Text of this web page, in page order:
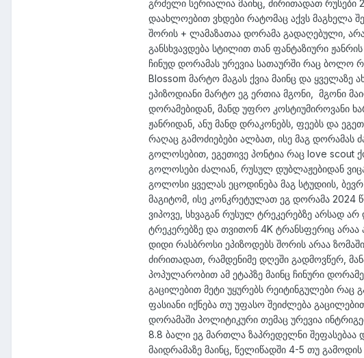
გრძელი სერიალია მაინც, ძირითადათ რუსები
დაახლოებით ვხდები რატომაც აქვს მაგხელა
შორის + ლამაზათაა დორამა გადაღებული,
განსხვავდება სტილით თან ფანტაზიური
ჩინუდ დორამას ურევია სათაურში რაც ბოლო
Blossom მარტო მაგას ქვია მაინც და
ეპიზოდიანი მარტო ეგ ერთია მგონი, მგონი
დორამებიდან, მანდ უფრო კოსტიუმიროვანი
ჟანრიდან, ანუ მანდ დრაკონებს, ფეებს და
რაღაც გამოძიებები ალბათ, ისე მაგ დორამას
გოლოსებით, ეგეთივე პონტია რაც love scout
გოლოსები ძალიან, რუსულ დუბლაჟებიდან
გოლოსი ყველას ეცოდინება მაგ სტუდიის,
მაგიტომ, ისე კონკრეტულათ ეგ დორამა 2024
ვიპოვე, სხვაგან რუსულ ტრეკერებზე არსად
ტრეკერებზე და თვითონ 4K ტრანსფერიც არაა
დიდი რასბროსი ეპიზოდებს შორის არაა
ძირითადათ, რამდენიმე დღეში გადმოვწერ,
პოპულარობით ამ ეტაპზე მაინც ჩინური
გაცილებით მეტი უყურებს რეიტინგულები
ფასიანი იქნება თუ უფასო შეიძლება
დორამაში პოლიტიკური თემაც ურევია
8.8 ბალი ეგ მართლა ზაპრედელნი შეფასებაა
მაიდრამაზე მაინც, წელიწადში 4-5 თუ